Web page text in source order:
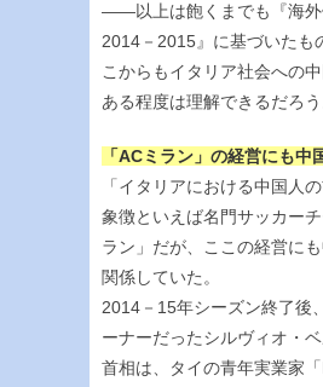
――以上は飽くまでも『海
2014－2015』に基づいたも
こからもイタリア社会への
ある程度は理解できるだろう
「ACミラン」の経営にも中
「イタリアにおける中国人
象徴といえば名門サッカー
ラン」だが、ここの経営に
関係していた。
2014－15年シーズン終了後
ーナーだったシルヴィオ・
首相は、タイの青年実業家